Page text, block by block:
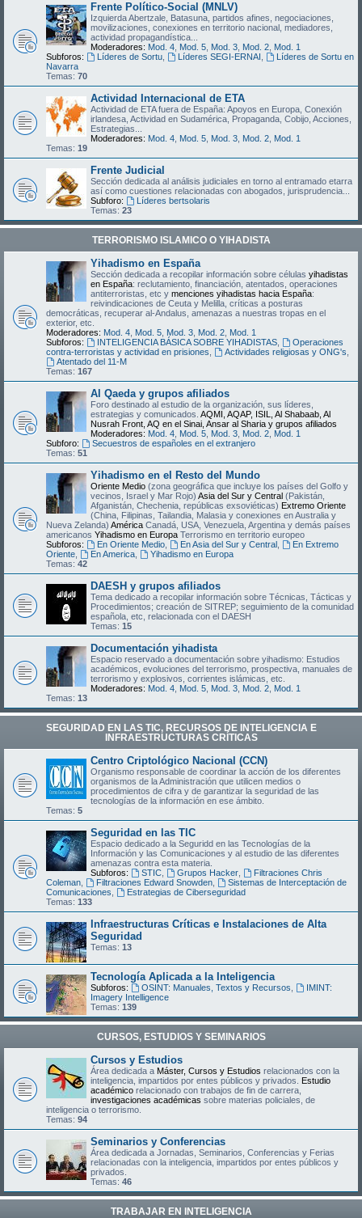
Frente Político-Social (MNLV)
Izquierda Abertzale, Batasuna, partidos afines, negociaciones,
movilizaciones, conexiones en territorio nacional, mediadores,
actividad propagandística...
Moderadores: Mod. 4 Mod. 5 Mod. 3 Mod. 2 Mod. 1
Subforos:
Líderes de Sortu, Líderes SEGI-ERNAI
Líderes de Sortu en
Navarra
Temas: 70
Actividad Internacional de ETA
Actividad de ETA fuera de España: Apoyos en Europa, Conexión
irlandesa, Actividad en Sudamérica, Propaganda, Cobijo, Acciones,
Estrategias...
Moderadores: Mod. 4 Mod. 5 Mod. 3 Mod. 2 Mod. 1
Temas: 19
Frente Judicial
Sección dedicada al análisis judiciales en torno al entramado etarra
así como cuestiones relacionadas con abogados, jurisprudencia...
Subforo:
Líderes bertsolaris
Temas: 23
TERRORISMO ISLAMICO O YIHADISTA
Yihadismo en España
Sección dedicada a recopilar información sobre células yihadistas
en España: reclutamiento, financiación, atentados, operaciones
antiterroristas, etc y menciones yihadistas hacia España:
reivindicaciones de Ceuta y Melilla, críticas a posturas
democráticas, recuperar al-Andalus, amenazas a nuestras tropas en el
exterior, etc.
Moderadores: Mod. 4 Mod. 5 Mod. 3 Mod. 2 Mod. 1
Subforos:
INTELIGENCIA BÁSICA SOBRE YIHADISTAS,
Operaciones
contra-terroristas y actividad en prisiones
Actividades religiosas y ONG's
Atentado del 11-M
Temas: 167
Al Qaeda y grupos afiliados
Foro destinado al estudio de la organización, sus líderes,
estrategias y comunicados. AQMI, AQAP, ISIL, Al Shabaab, Al
Nusrah Front, AQ en el Sinai, Ansar al Sharia y grupos afiliados
Moderadores: Mod. 4 Mod. 5 Mod. 3 Mod. 2 Mod. 1
Subforo:
Secuestros de españoles en el extranjero
Temas: 51
Yihadismo en el Resto del Mundo
Oriente Medio (zona geográfica que incluye los países del Golfo y
vecinos, Israel y Mar Rojo) Asia del Sur y Central (Pakistán,
Afganistán, Chechenia, repúblicas exsoviéticas) Extremo Oriente
(China, Filipinas, Tailandia, Malasia y conexiones en Australia y
Nueva Zelanda) América Canadá, USA, Venezuela, Argentina y demás países
americanos Yihadismo en Europa Terrorismo en territorio europeo
Subforos:
En Oriente Medio, En Asia del Sur y Central,
En Extremo
Oriente
En America,
Yihadismo en Europa
Temas: 42
DAESH y grupos afiliados
Tema dedicado a recopilar información sobre Técnicas, Tácticas y
Procedimientos; creación de SITREP; seguimiento de la comunidad
española, etc, relacionada con el DAESH
Temas: 15
Documentación yihadista
Espacio reservado a documentación sobre yihadismo: Estudios
académicos, evoluciones del terrorismo, prospectiva, manuales de
terrorismo y explosivos, corrientes islámicas, etc.
Moderadores: Mod. 4 Mod. 5 Mod. 3 Mod. 2 Mod. 1
Temas: 13
SEGURIDAD EN LAS TIC, RECURSOS DE INTELIGENCIA E
INFRAESTRUCTURAS CRÍTICAS
Centro Criptológico Nacional (CCN)
Organismo responsable de coordinar la acción de los diferentes
organismos de la Administración que utilicen medios o
procedimientos de cifra y de garantizar la seguridad de las
tecnologías de la información en ese ámbito.
Temas: 5
Seguridad en las TIC
Espacio dedicado a la Seguridd en las Tecnologías de la
Información y las Comunicaciones y al estudio de las diferentes
amenazas contra esta materia.
Subforos:
STIC, Grupos Hacker,
Filtraciones Chris
Coleman
Filtraciones Edward Snowden,
Sistemas de Interceptación de
Comunicaciones
Estrategias de Ciberseguridad
Temas: 133
Infraestructuras Críticas e Instalaciones de Alta
Seguridad
Temas: 13
Tecnología Aplicada a la Inteligencia
Subforos: OSINT: Manuales, Textos y Recursos
IMINT:
Imagery Intelligence
Temas: 139
CURSOS, ESTUDIOS Y SEMINARIOS
Cursos y Estudios
Área dedicada a Máster, Cursos y Estudios relacionados con la
inteligencia, impartidos por entes públicos y privados. Estudio
académico relacionado con trabajos de fin de carrera,
investigaciones académicas sobre materias policiales, de
inteligencia o terrorismo.
Temas: 94
Seminarios y Conferencias
Área dedicada a Jornadas, Seminarios, Conferencias y Ferias
relacionadas con la inteligencia, impartidos por entes públicos y
privados.
Temas: 46
TRABAJAR EN INTELIGENCIA